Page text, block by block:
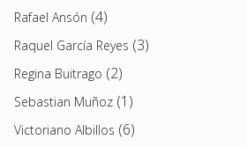
Rafael Ansón (4)
Raquel García Reyes (3)
Regina Buitrago (2)
Sebastian Muñoz (1)
Victoriano Albillos (6)